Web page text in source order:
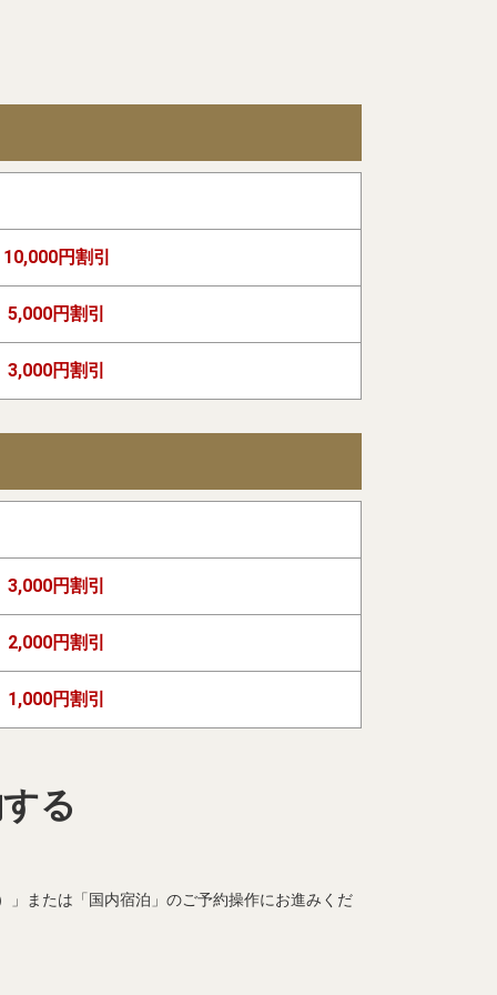
10,000円割引
5,000円割引
3,000円割引
3,000円割引
2,000円割引
1,000円割引
る
」または「国内宿泊」のご予約操作にお進みくだ